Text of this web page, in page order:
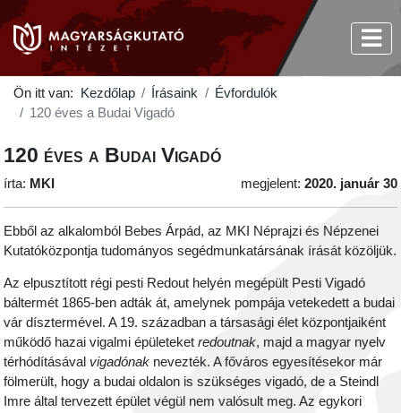
Ön itt van: Kezdőlap Írásaink
Évfordulók
120 éves a Budai Vigadó
120 éves a Budai Vigadó
írta: MKI megjelent: 2020. január 30
Ebből az alkalomból Bebes Árpád, az MKI Néprajzi és Népzenei
Kutatóközpontja tudományos segédmunkatársának írását közöljük.
Az elpusztított régi pesti Redout helyén megépült Pesti Vigadó
báltermét 1865-ben adták át, amelynek pompája vetekedett a budai
vár dísztermével. A 19. században a társasági élet központjaiként
működő hazai vigalmi épületeketredoutnak, majd a magyar nyelv
térhódításával vigadónak nevezték. A főváros egyesítésekor már
fölmerült, hogy a budai oldalon is szükséges vigadó, de a Steindl
Imre által tervezett épület végül nem valósult meg. Az egykori